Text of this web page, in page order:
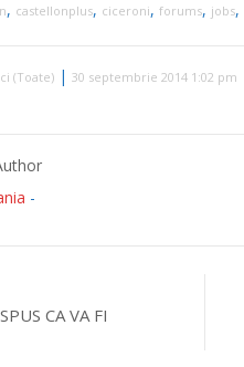
, castellonplus, ciceroni, forums, jobs,
(Toate) | 30 septembrie 2014 1:02 pm
-
CA VA FI